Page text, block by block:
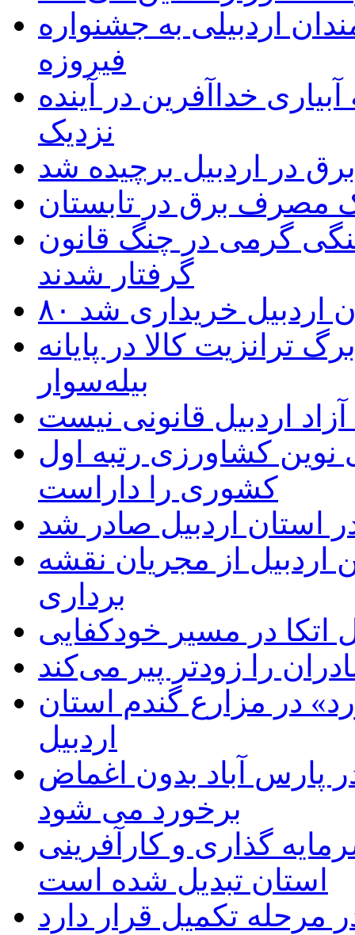
به۵۰ اثر هنرمندان اردبیلی به جشنواره
فیروزه
خداآفرین در آینده
نزدیک
مصرف برق در تابستان
گرمی در چنگ قانون
گرفتار شدند
اردبیل خریداری شد
کالا در پایانه
بیله‌سوار
اردبیل قانونی نیست
نوین کشاورزی رتبه اول
کشوری را داراست
استان اردبیل صادر شد
از مجریان نقشه
برداری
در مسیر خودکفایی
را زودتر پیر می‌کند
در مزارع گندم استان
اردبیل
پارس آباد بدون اغماض
برخورد می شود
گذاری و کارآفرینی
استان تبدیل شده است
مرحله تکمیل قرار دارد